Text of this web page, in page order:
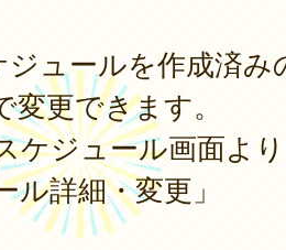
ュールを作成済み
更できます。
ケジュール画面より
ル詳細・変更」